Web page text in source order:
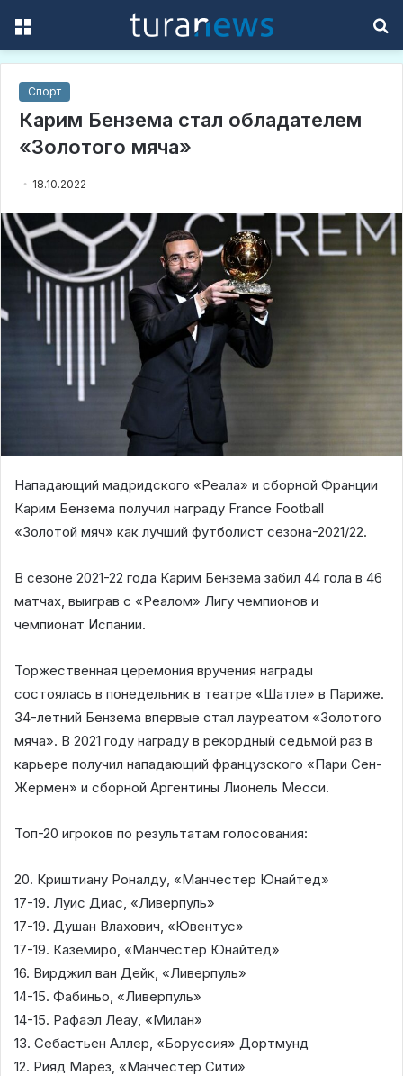
Спорт
Карим Бензема стал обладателем
«Золотого мяча»
18.10.2022
Нападающий мадридского «Реала» и сборной Франции
Карим Бензема получил награду France Football
«Золотой мяч» как лучший футболист сезона-2021/22.
В сезоне 2021-22 года Карим Бензема забил 44 гола в 46
матчах, выиграв с «Реалом» Лигу чемпионов и
чемпионат Испании.
Торжественная церемония вручения награды
состоялась в понедельник в театре «Шатле» в Париже.
34-летний Бензема впервые стал лауреатом «Золотого
мяча». В 2021 году награду в рекордный седьмой раз в
карьере получил нападающий французского «Пари Сен-
Жермен» и сборной Аргентины Лионель Месси.
Топ-20 игроков по результатам голосования:
20. Криштиану Роналду, «Манчестер Юнайтед»
17-19. Луис Диас, «Ливерпуль»
17-19. Душан Влахович, «Ювентус»
17-19. Каземиро, «Манчестер Юнайтед»
16. Вирджил ван Дейк, «Ливерпуль»
14-15. Фабиньо, «Ливерпуль»
14-15. Рафаэл Леау, «Милан»
13. Себастьен Аллер, «Боруссия» Дортмунд
12. Рияд Марез, «Манчестер Сити»